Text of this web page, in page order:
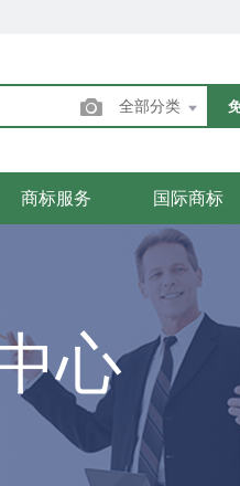
全部分类
商标服务 国际商标
心